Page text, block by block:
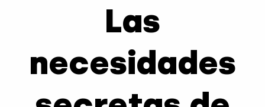
Las
necesidades